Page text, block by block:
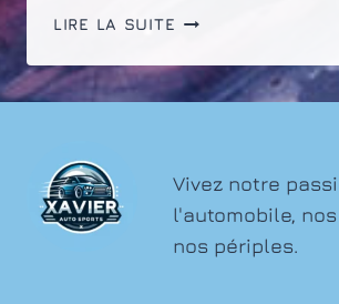
LIRE LA SUITE L’AUDI
UNE
BERLINE
PERFORMANT
?
Vivez notre
l'automobile,
nos périples.